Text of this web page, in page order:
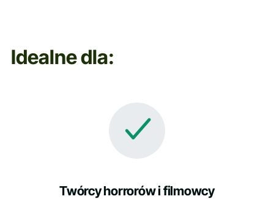
Idealne dla:
Twórcy horrorów i filmowcy